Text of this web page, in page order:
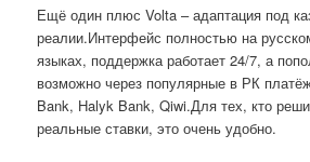
Ещё один плюс Volta – адаптация под
реалии.Интерфейс полностью на
языках, поддержка работает 24/7, а
возможно через популярные в РК
Bank, Halyk Bank, Qiwi.Для тех, кто
реальные ставки, это очень удобно.